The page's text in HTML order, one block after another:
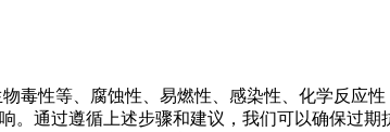
毒性等、腐蚀性、易燃性、感染性、化学反应
通过遵循上述步骤和建议，我们可以确保过